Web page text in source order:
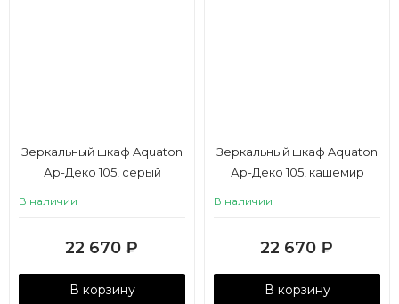
Зеркальный шкаф Aquaton
Ар-Деко 105, серый
В наличии
22 670 ₽
В корзину
Зеркальный шкаф Aquaton
Ар-Деко 105, кашемир
В наличии
22 670 ₽
В корзину